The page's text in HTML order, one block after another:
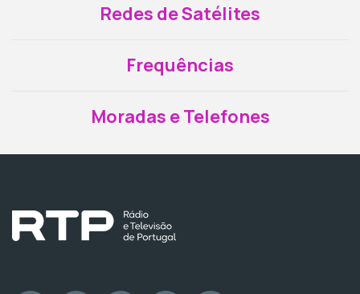
Redes de Satélites
Frequências
Moradas e Telefones